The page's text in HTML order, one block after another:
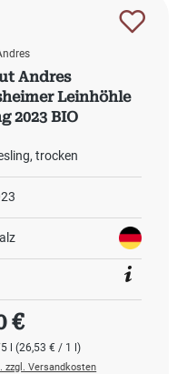
Andres
Leinhöhle
2023 BIO
trocken
l(26,53 € / 1 l)
Preis:
€
zzgl. Versandkosten